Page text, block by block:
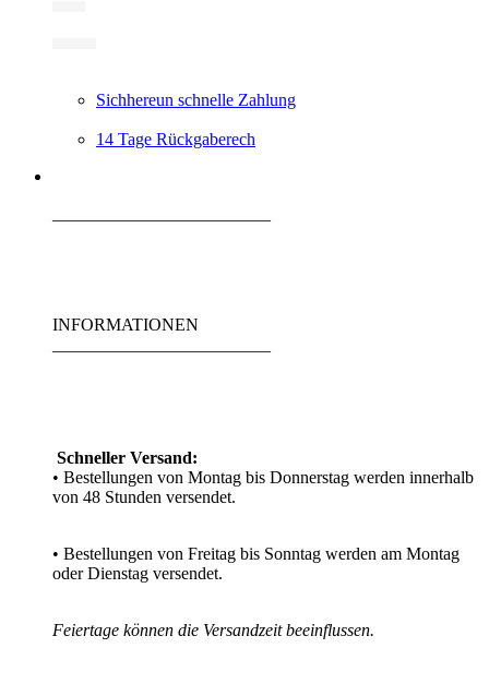
Sichhereun schnelle Zahlung
14 Tage Rückgaberech
INFORMATIONEN
Schneller Versand:
• Bestellungen von Montag bis Donnerstag werden innerhalb
von 48 Stunden versendet.
• Bestellungen von Freitag bis Sonntag werden am Montag
oder Dienstag versendet.
Feiertage können die Versandzeit beeinflussen.